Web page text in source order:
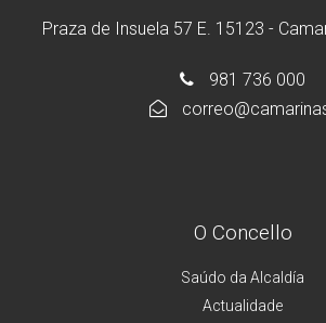
Praza de Insuela 57 E. 15123 -
981 736 000
O Concello
Saúdo da Alcaldía
Actualidade